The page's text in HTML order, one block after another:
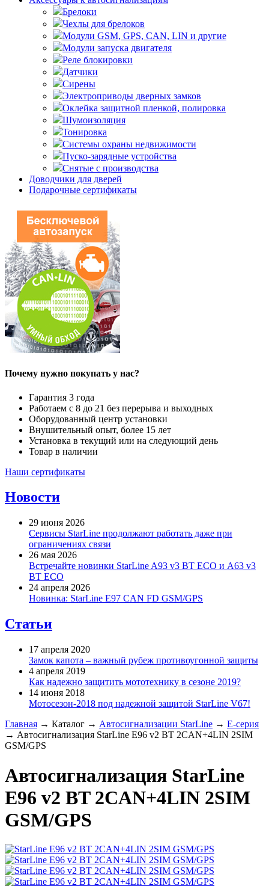
Брелоки
Чехлы для брелоков
Модули GSM, GPS, CAN, LIN и другие
Модули запуска двигателя
Реле блокировки
Датчики
Сирены
Электроприводы дверных замков
Оклейка защитной пленкой, полировка
Шумоизоляция
Тонировка
Системы охраны недвижимости
Пуско-зарядные устройства
Снятые с производства
Доводчики для дверей
Подарочные сертификаты
Почему нужно покупать у нас?
Гарантия 3 года
Работаем с 8 до 21 без перерыва и выходных
Оборудованный центр установки
Внушительный опыт, более 15 лет
Установка в текущий или на следующий день
Товар в наличии
Наши сертификаты
Новости
29 июня 2026
Сервисы StarLine продолжают работать даже при
ограничениях связи
26 мая 2026
Встречайте новинки StarLine A93 v3 BT ECO и A63 v3
BT ECO
24 апреля 2026
Новинка: StarLine E97 CAN FD GSM/GPS
Статьи
17 апреля 2020
Замок капота – важный рубеж противоугонной защиты
4 апреля 2019
Как надежно защитить мототехнику в сезоне 2019?
14 июня 2018
Мотосезон-2018 под надежной защитой StarLine V67!
Главная → Каталог → Автосигнализации StarLine → E-серия
→ Автосигнализация StarLine E96 v2 BT 2CAN+4LIN 2SIM
GSM/GPS
Автосигнализация StarLine
E96 v2 BT 2CAN+4LIN 2SIM
GSM/GPS